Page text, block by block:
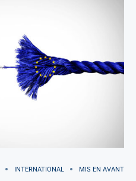
INTERNATIONAL MIS EN AVANT